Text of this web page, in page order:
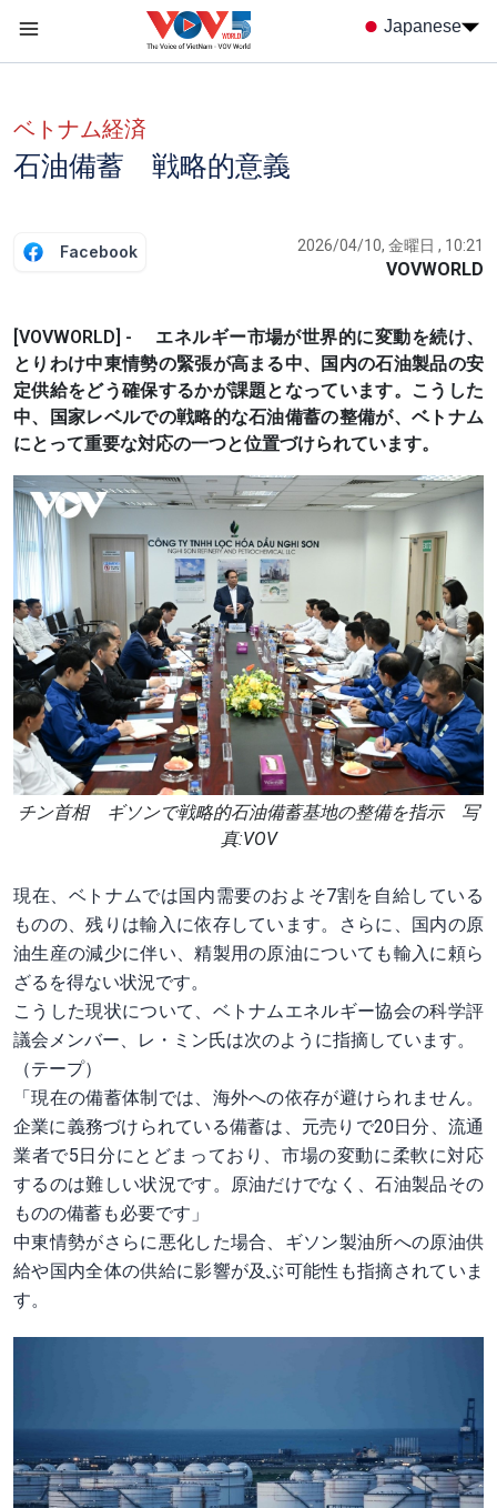
Japanese
ベトナム経済
石油備蓄 戦略的意義
Facebook 2026/04/10, 金曜日 , 10:21
VOVWORLD
[VOVWORLD] - エネルギー市場が世界的に変動を続け、
とりわけ中東情勢の緊張が高まる中、国内の石油製品の安
定供給をどう確保するかが課題となっています。こうした
中、国家レベルでの戦略的な石油備蓄の整備が、ベトナム
にとって重要な対応の一つと位置づけられています。
チン首相 ギソンで戦略的石油備蓄基地の整備を指示 写
真:VOV
現在、ベトナムでは国内需要のおよそ7割を自給している
ものの、残りは輸入に依存しています。さらに、国内の原
油生産の減少に伴い、精製用の原油についても輸入に頼ら
ざるを得ない状況です。
こうした現状について、ベトナムエネルギー協会の科学評
議会メンバー、レ・ミン氏は次のように指摘しています。
（テープ）
「現在の備蓄体制では、海外への依存が避けられません。
企業に義務づけられている備蓄は、元売りで20日分、流通
業者で5日分にとどまっており、市場の変動に柔軟に対応
するのは難しい状況です。原油だけでなく、石油製品その
ものの備蓄も必要です」
中東情勢がさらに悪化した場合、ギソン製油所への原油供
給や国内全体の供給に影響が及ぶ可能性も指摘されていま
す。